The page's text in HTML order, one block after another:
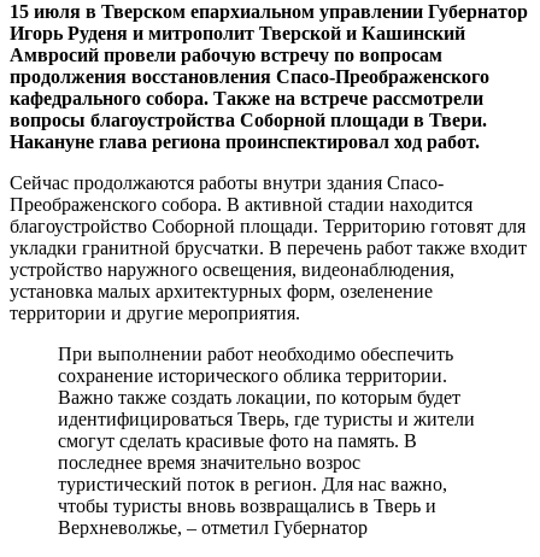
15 июля в Тверском епархиальном управлении Губернатор
Игорь Руденя и митрополит Тверской и Кашинский
Амвросий провели рабочую встречу по вопросам
продолжения восстановления Спасо-Преображенского
кафедрального собора. Также на встрече рассмотрели
вопросы благоустройства Соборной площади в Твери.
Накануне глава региона проинспектировал ход работ.
Сейчас продолжаются работы внутри здания Спасо-
Преображенского собора. В активной стадии находится
благоустройство Соборной площади. Территорию готовят для
укладки гранитной брусчатки. В перечень работ также входит
устройство наружного освещения, видеонаблюдения,
установка малых архитектурных форм, озеленение
территории и другие мероприятия.
При выполнении работ необходимо обеспечить
сохранение исторического облика территории.
Важно также создать локации, по которым будет
идентифицироваться Тверь, где туристы и жители
смогут сделать красивые фото на память. В
последнее время значительно возрос
туристический поток в регион. Для нас важно,
чтобы туристы вновь возвращались в Тверь и
Верхневолжье, – отметил Губернатор